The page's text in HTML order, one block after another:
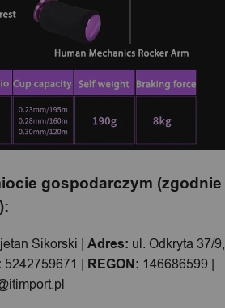
gospodarczym (zgodnie
Sikorski | Adres: ul. Odkryta 37/9,
5242759671 | REGON: 146686599 |